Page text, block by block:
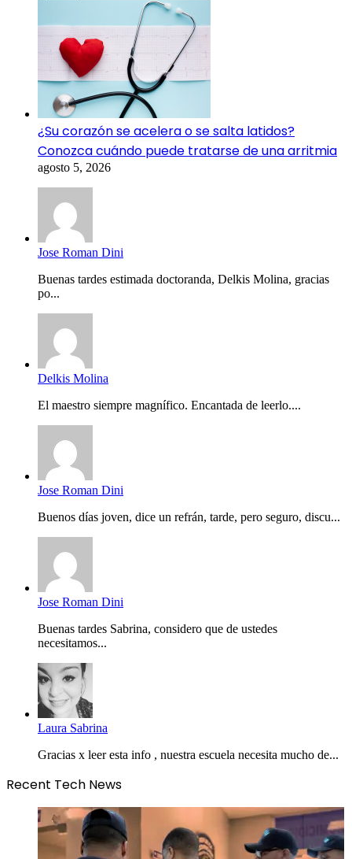
¿Su corazón se acelera o se salta latidos?
Conozca cuándo puede tratarse de una arritmia
agosto 5, 2026
Jose Roman Dini
Buenas tardes estimada doctoranda, Delkis Molina, gracias
po...
Delkis Molina
El maestro siempre magnífico. Encantada de leerlo....
Jose Roman Dini
Buenos días joven, dice un refrán, tarde, pero seguro, discu...
Jose Roman Dini
Buenas tardes Sabrina, considero que de ustedes
necesitamos...
Laura Sabrina
Gracias x leer esta info , nuestra escuela necesita mucho de...
Recent Tech News